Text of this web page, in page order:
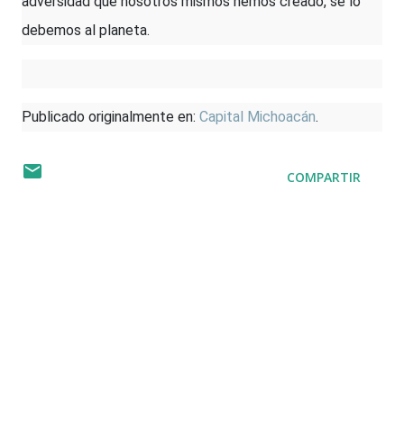
debemos al planeta.
Publicado originalmente en: Capital Michoacán.
COMPARTIR